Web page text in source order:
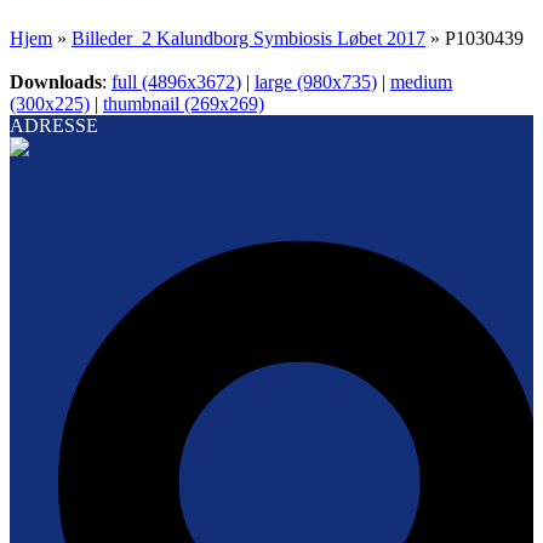
Hjem » Billeder_2 Kalundborg Symbiosis Løbet 2017 » P1030439
Downloads: full (4896x3672) | large (980x735) | medium
(300x225) | thumbnail (269x269)
ADRESSE